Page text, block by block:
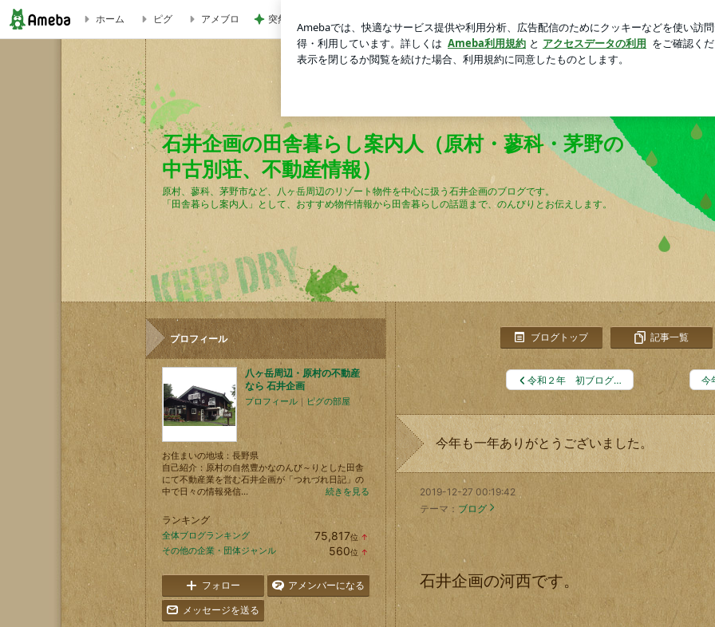
今年も一年ありがとうございました。 | 石井企画の田舎暮らし案内人（原村・蓼科・茅野の中古別荘、不動産情報）
ホーム ピグ アメブロ 突然の婚約破棄と大混乱の結末 ログ
石井企画の田舎暮らし案内人（原村・蓼科・茅野の
中古別荘、不動産情報）
原村、蓼科、茅野市など、八ヶ岳周辺のリゾート物件を中心に扱う石井企画のブログです。
「田舎暮らし案内人」として、おすすめ物件情報から田舎暮らしの話題まで、のんびりとお伝えします。
ブログトップ 記事一覧
令和２年 初ブログ… 今
今年も一年ありがとうございました。
2019-12-27 00:19:42
テーマ： ブログ
石井企画の河西です。
プロフィール
八ヶ岳周辺・原村の不動産
なら 石井企画
プロフィール ｜ ピグの部屋
お住まいの地域： 長野県
自己紹介：原村の自然豊かなのんび～りとした田舎
にて不動産業を営む石井企画が「つれづれ日記」の
中で日々の情報発信...
続きを見る
ランキング
全体ブログランキング 75,817位 ↑
ン
その他の企業・団体ジャンル 560位 ↑
フォロー アメンバーになる
メッセージを送る